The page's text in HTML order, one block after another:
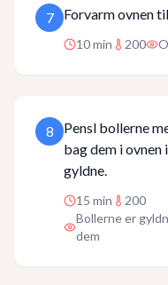
7 Forvarm ovnen
10min 200
8
Pensl bollerne
bag dem i
gyldne.
15 min
200
Bollerne er
dem